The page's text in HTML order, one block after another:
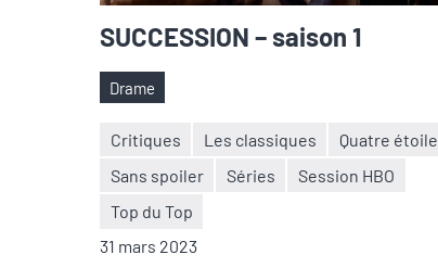
SUCCESSION – saison 1
Étiquettes
Drame
Critiques Les classiques
Quatre
Sans spoiler
Séries
Session HBO
Top du Top
31 mars 2023
Nicolas
Auger
commentaires